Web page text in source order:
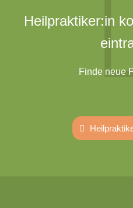
Heilpraktiker:in
Finde neue